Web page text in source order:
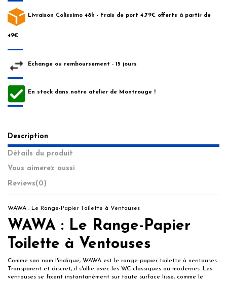
Livraison Colissimo 48h - Frais de port 4.79€ offerts à partir de
49€
Echange ou remboursement - 15 jours
En stock dans notre atelier de Montrouge !
Description
Détails du produit
Vous aimerez aussi
Reviews(0)
WAWA : Le Range-Papier Toilette à Ventouses
WAWA : Le Range-Papier
Toilette à Ventouses
Comme son nom l'indique, WAWA est le range-papier toilette à ventouses.
Transparent et discret, il s'allie avec les WC classiques ou modernes. Les
ventouses se fixent instantanément sur toute surface lisse, comme le